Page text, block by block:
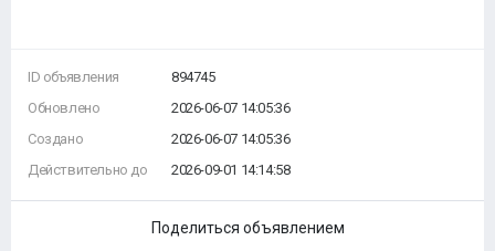
ID объявления
Обновлено
Создано
Действительно до
894745
2026-06-07 14:05:36
2026-06-07 14:05:36
2026-09-01 14:14:58
Поделиться объявлением